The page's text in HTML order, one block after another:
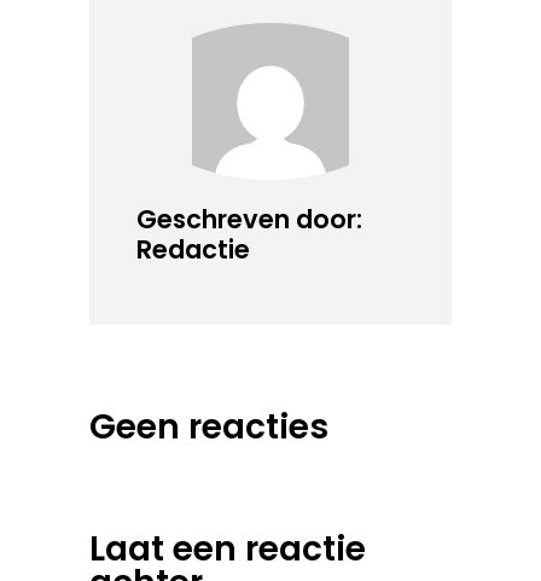
Geschreven door:
Redactie
Geen reacties
Laat een reactie